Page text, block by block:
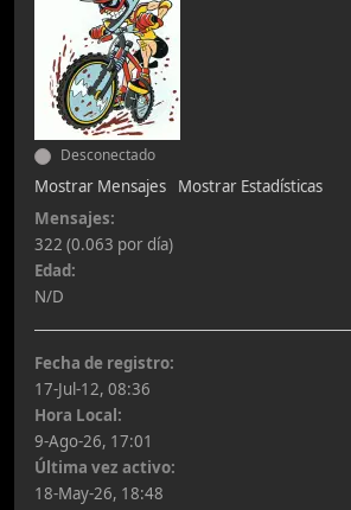
Desconectado
Mostrar Mensajes
Mostrar Estadísticas
Mensajes:
322 (0.063 por día)
Edad:
N/D
Fecha de registro:
17-Jul-12, 08:36
Hora Local:
9-Ago-26, 17:01
Última vez activo:
18-May-26, 18:48